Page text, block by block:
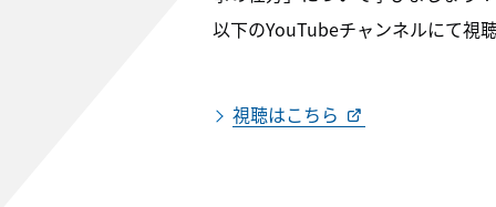
以下のYouTubeチャンネルにて視聴
視聴はこちら